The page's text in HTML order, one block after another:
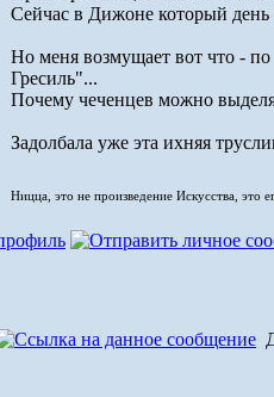
Сейчас в Дижоне который
Но меня возмущает вот что -
Гресиль"...
Почему чеченцев можно
Задолбала уже эта ихняя
Ницца, это не произведение Искусства, это